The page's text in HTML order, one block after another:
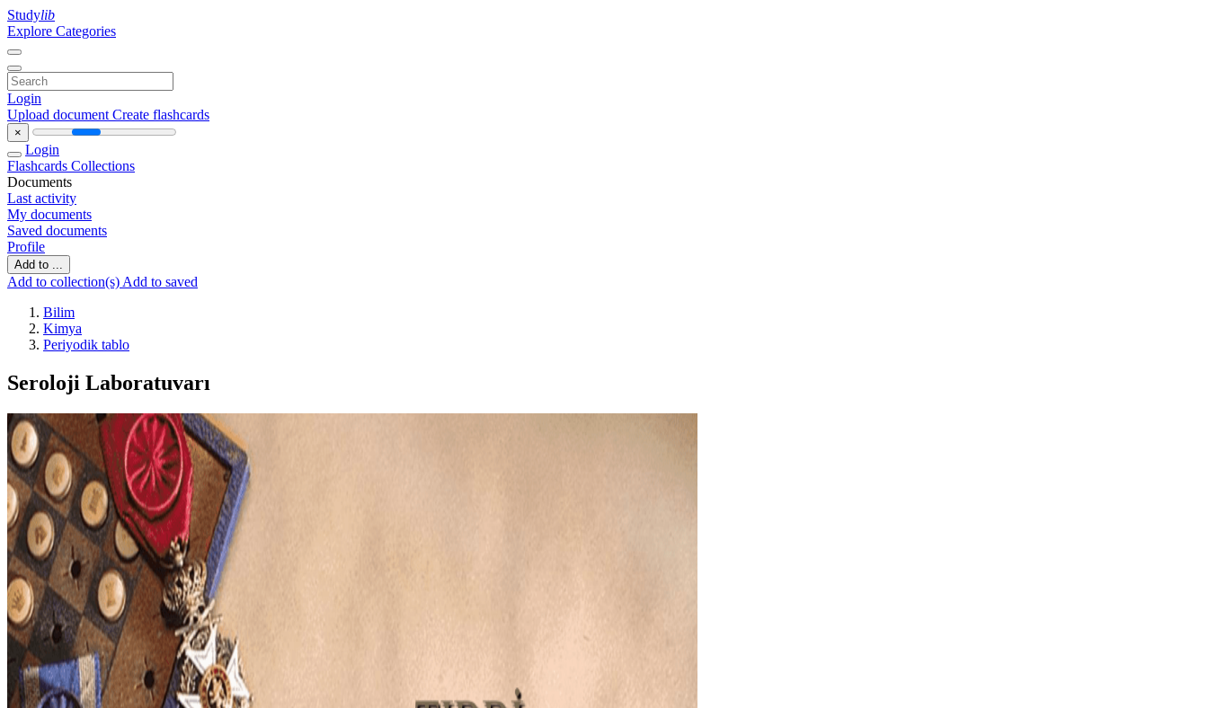
Studylib
Explore Categories
Login
Upload document Create flashcards
×
Login
Flashcards Collections
Documents
Last activity
My documents
Saved documents
Profile
Add to ...
Add to collection(s) Add to saved
Bilim
Kimya
Periyodik tablo
Seroloji Laboratuvarı